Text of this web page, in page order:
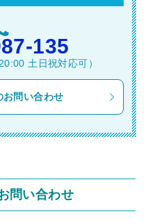
135
土日祝対応可）
お問い合わせ
問い合わせ